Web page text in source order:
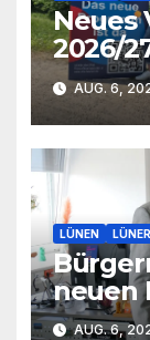
Neues
2026/
IGA-
AUG. 6,
LÜNEN
neuen
AUG. 6,